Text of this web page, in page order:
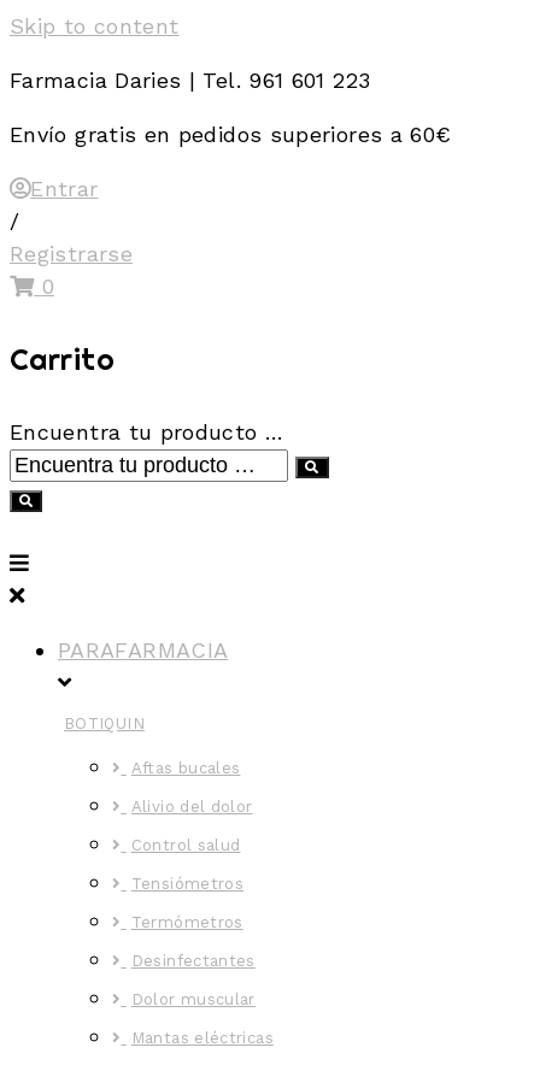
Skip to content
Farmacia Daries | Tel. 961 601 223
Envío gratis en pedidos superiores a 60€
Entrar
/
Registrarse
0
Carrito
Encuentra tu producto …
PARAFARMACIA
BOTIQUIN
Aftas bucales
Alivio del dolor
Control salud
Tensiómetros
Termómetros
Desinfectantes
Dolor muscular
Mantas eléctricas